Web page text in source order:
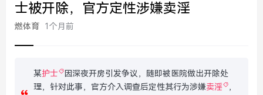
士被开除，官方定性涉嫌卖淫
燃体育 1个月前
某护士
因深夜开房引发争议，随即被医院做出开除处
理，针对此事，官方介入调查后定性其行为涉嫌卖淫
，